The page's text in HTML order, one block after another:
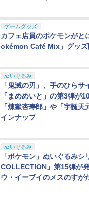
ゲームグッズ
カフェ店員のポケモンがと
okémon Café Mix」グッズ
ぬいぐるみ
「鬼滅の刃」、手のひらサ
「まめめいと」の第3弾が
「煉獄杏寿郎」や「宇髄天
インナップ
ぬいぐるみ
「ポケモン」ぬいぐるみ
COLLECTION」第15弾が
ウ・イーブイのメスのすが